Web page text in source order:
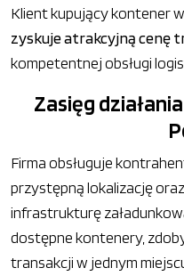
Klient kupujący kontener
zyskuje atrakcyjną cenę
kompetentnej obsługi
Zasięg
Firma obsługuje
przystępną lokalizację
infrastrukturę
dostępne kontenery,
transakcji w jednym